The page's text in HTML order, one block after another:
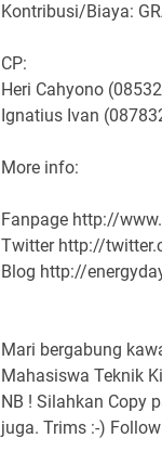
Kontribusi/Biaya:
CP:
Heri Cahyono
Ignatius Ivan
More info:
Fanpage http://
Twitter http://
Blog http://
Mari bergabung
Mahasiswa Teknik
NB ! Silahkan Copy
juga. Trims :-)